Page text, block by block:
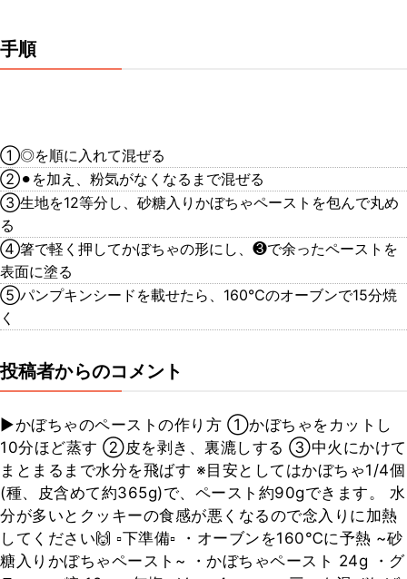
手順
①◎を順に入れて混ぜる
②⚫︎を加え、粉気がなくなるまで混ぜる
③生地を12等分し、砂糖入りかぼちゃペーストを包んで丸め
る
④箸で軽く押してかぼちゃの形にし、❸で余ったペーストを
表面に塗る
⑤パンプキンシードを載せたら、160℃のオーブンで15分焼
く
投稿者からのコメント
▶️かぼちゃのペーストの作り方 ①かぼちゃをカットし
10分ほど蒸す ②皮を剥き、裏漉しする ③中火にかけて
まとまるまで水分を飛ばす ※目安としてはかぼちゃ1/4個
(種、皮含めて約365g)で、ペースト約90gできます。 水
分が多いとクッキーの食感が悪くなるので念入りに加熱
してください🙌 ▫︎下準備▫︎ ・オーブンを160℃に予熱 ~砂
糖入りかぼちゃペースト~ ・かぼちゃペースト 24g ・グ